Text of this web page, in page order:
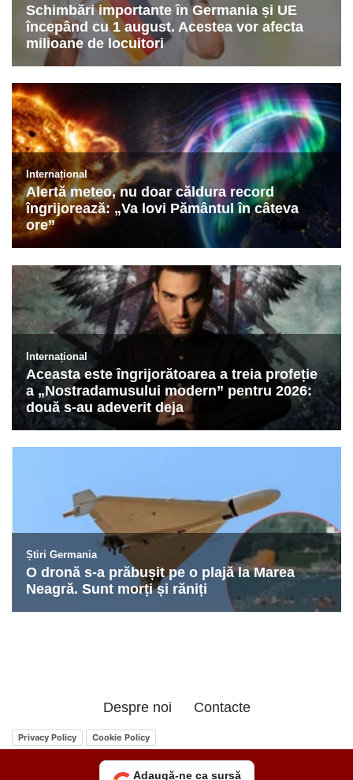
Despre noi Contacte
Privacy Policy Cookie Policy
Adaugă-ne ca sursă